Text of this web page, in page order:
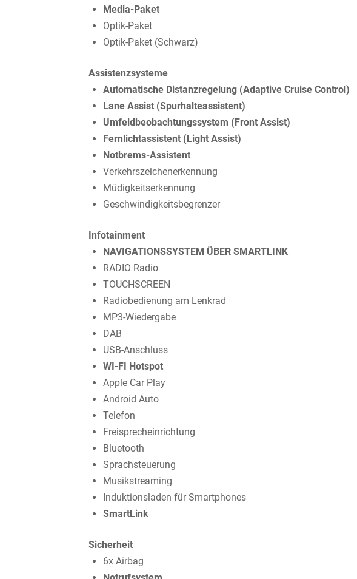
Media-Paket
Optik-Paket
Optik-Paket (Schwarz)
Assistenzsysteme
Automatische Distanzregelung (Adaptive Cruise Control)
Lane Assist (Spurhalteassistent)
Umfeldbeobachtungssystem (Front Assist)
Fernlichtassistent (Light Assist)
Notbrems-Assistent
Verkehrszeichenerkennung
Müdigkeitserkennung
Geschwindigkeitsbegrenzer
Infotainment
NAVIGATIONSSYSTEM ÜBER SMARTLINK
RADIO Radio
TOUCHSCREEN
Radiobedienung am Lenkrad
MP3-Wiedergabe
DAB
USB-Anschluss
WI-FI Hotspot
Apple Car Play
Android Auto
Telefon
Freisprecheinrichtung
Bluetooth
Sprachsteuerung
Musikstreaming
Induktionsladen für Smartphones
SmartLink
Sicherheit
6x Airbag